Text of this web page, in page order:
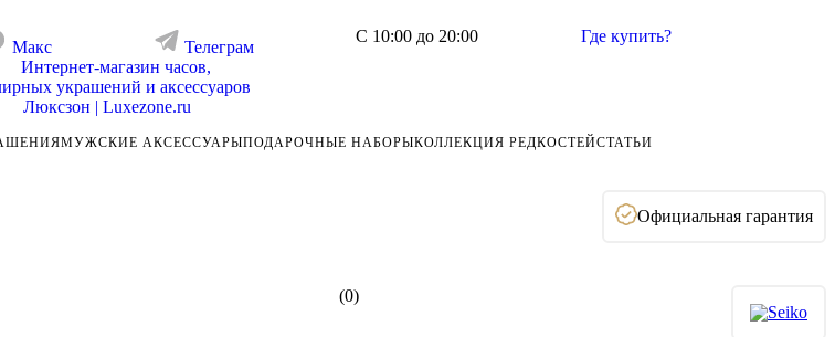
Макс Телеграм
С 10:00 до 20:00 Где купить?
МУЖСКИЕ АКСЕССУАРЫПОДАРОЧНЫЕ НАБОРЫКОЛЛЕКЦИЯ РЕДКОСТЕЙСТАТЬИ
Официальная гарантия
(0)